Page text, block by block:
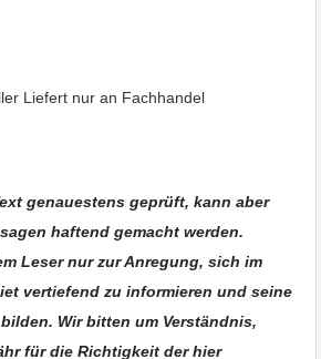
Liefert nur an Fachhandel
genauestens geprüft, kann aber
haftend gemacht werden.
Leser nur zur Anregung, sich im
vertiefend zu informieren und seine
Wir bitten um Verständnis,
für die Richtigkeit der hier